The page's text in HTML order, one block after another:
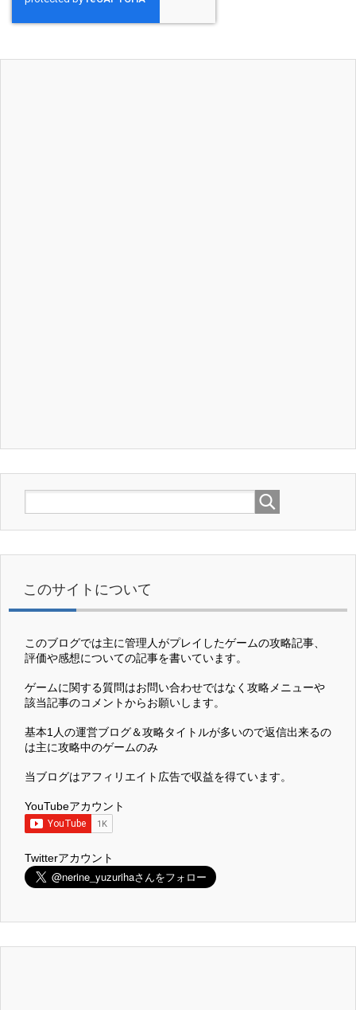
このサイトについて
このブログでは主に管理人がプレイしたゲームの攻略記事、
評価や感想についての記事を書いています。
ゲームに関する質問はお問い合わせではなく攻略メニューや
該当記事のコメントからお願いします。
基本1人の運営ブログ＆攻略タイトルが多いので返信出来るの
は主に攻略中のゲームのみ
当ブログはアフィリエイト広告で収益を得ています。
YouTubeアカウント
Twitterアカウント